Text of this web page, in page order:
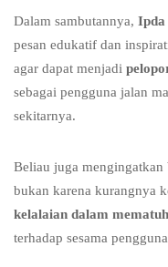
Dalam sambutannya, Ipda
pesan edukatif dan
agar dapat menjadi
sebagai pengguna jalan
sekitarnya.
Beliau juga
bukan karena kurangnya
kelalaian dalam
terhadap sesama